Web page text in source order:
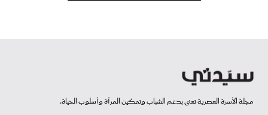
مجلة الأسرة العصرية تعنى بدعم الشباب وتمكين المرأة وأسلوب الحياة.